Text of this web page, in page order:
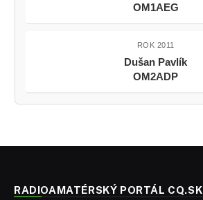
OM1AEG
ROK 2011
Dušan Pavlík
OM2ADP
RADIOAMATÉRSKÝ PORTÁL CQ.SK